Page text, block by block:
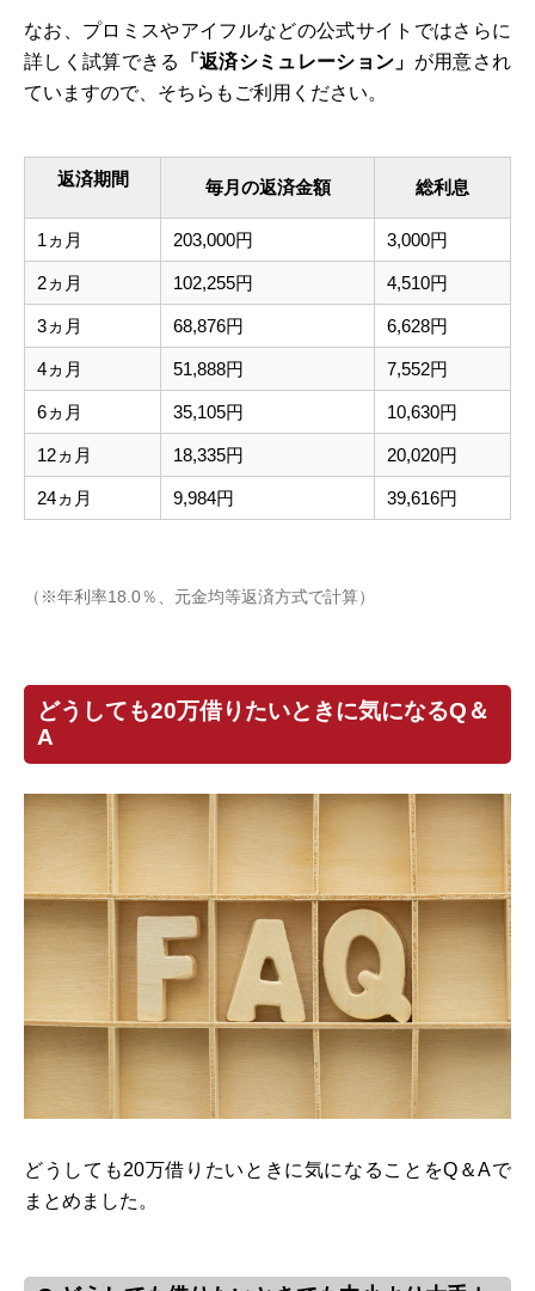
なお、プロミスやアイフルなどの公式サイトではさらに
詳しく試算できる
「返済シミュレーション」 が用意され
ていますので、そちらもご利用ください。
返済期間 毎月の返済金額 総利息
1ヵ月 203,000円 3,000円
2ヵ月 102,255円 4,510円
3ヵ月 68,876円 6,628円
4ヵ月 51,888円 7,552円
6ヵ月 35,105円 10,630円
12ヵ月 18,335円 20,020円
24ヵ月 9,984円 39,616円
（※年利率18.0％、元金均等返済方式で計算）
どうしても20万借りたいときに気になるQ＆
A
どうしても20万借りたいときに気になることをQ＆Aで
まとめました。